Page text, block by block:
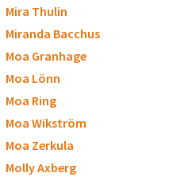
Mira Thulin
Miranda Bacchus
Moa Granhage
Moa Lönn
Moa Ring
Moa Wikström
Moa Zerkula
Molly Axberg